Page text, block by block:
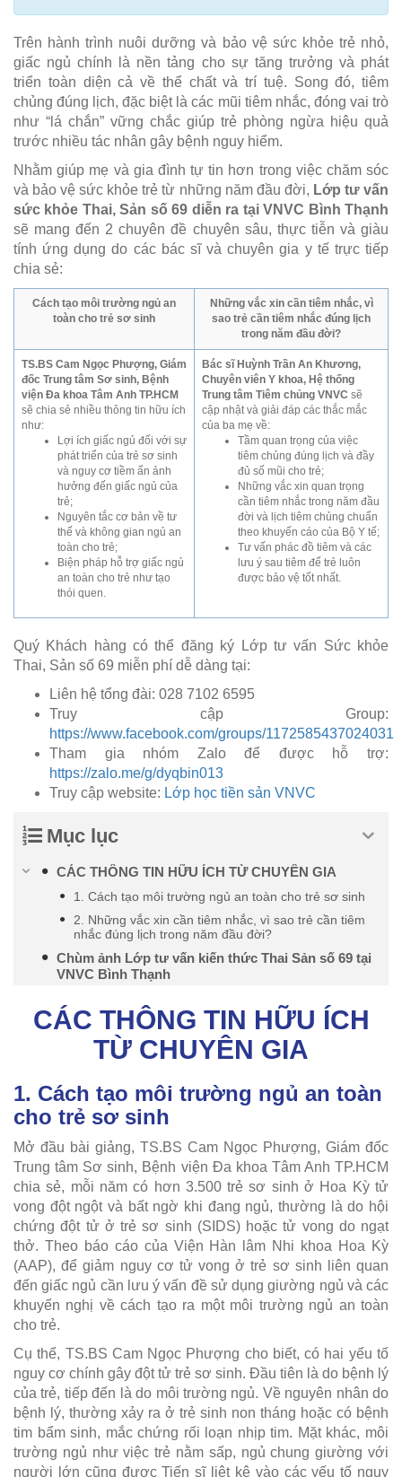
Trên hành trình nuôi dưỡng và bảo vệ sức khỏe trẻ nhỏ,
giấc ngủ chính là nền tảng cho sự tăng trưởng và phát
triển toàn diện cả về thể chất và trí tuệ. Song đó, tiêm
chủng đúng lịch, đặc biệt là các mũi tiêm nhắc, đóng vai trò
như “lá chắn” vững chắc giúp trẻ phòng ngừa hiệu quả
trước nhiều tác nhân gây bệnh nguy hiểm.
Nhằm giúp mẹ và gia đình tự tin hơn trong việc chăm sóc
và bảo vệ sức khỏe trẻ từ những năm đầu đời, Lớp tư vấn
sức khỏe Thai, Sản số 69 diễn ra tại VNVC Bình Thạnh
sẽ mang đến 2 chuyên đề chuyên sâu, thực tiễn và giàu
tính ứng dụng do các bác sĩ và chuyên gia y tế trực tiếp
chia sẻ:
Cách tạo môi trường ngủ an
toàn cho trẻ sơ sinh
Những vắc xin cần tiêm nhắc, vì
sao trẻ cần tiêm nhắc đúng lịch
trong năm đầu đời?
TS.BS Cam Ngọc Phượng, Giám
đốc Trung tâm Sơ sinh, Bệnh
viện Đa khoa Tâm Anh TP.HCM
sẽ chia sẻ nhiều thông tin hữu ích
như:
Lợi ích giấc ngủ đối với sự
phát triển của trẻ sơ sinh
và nguy cơ tiềm ẩn ảnh
hưởng đến giấc ngủ của
trẻ;
Nguyên tắc cơ bản về tư
thế và không gian ngủ an
toàn cho trẻ;
Biện pháp hỗ trợ giấc ngủ
an toàn cho trẻ như tạo
thói quen.
Bác sĩ Huỳnh Trần An Khương,
Chuyên viên Y khoa, Hệ thống
Trung tâm Tiêm chủng VNVC sẽ
cập nhật và giải đáp các thắc mắc
của ba mẹ về:
Tầm quan trọng của việc
tiêm chủng đúng lịch và đầy
đủ số mũi cho trẻ;
Những vắc xin quan trọng
cần tiêm nhắc trong năm đầu
đời và lịch tiêm chủng chuẩn
theo khuyến cáo của Bộ Y tế;
Tư vấn phác đồ tiêm và các
lưu ý sau tiêm để trẻ luôn
được bảo vệ tốt nhất.
Quý Khách hàng có thể đăng ký Lớp tư vấn Sức khỏe
Thai, Sản số 69 miễn phí dễ dàng tại:
Liên hệ tổng đài: 028 7102 6595
Truy cập Group:
https://www.facebook.com/groups/1172585437024031
Tham gia nhóm Zalo để được hỗ trợ:
https://zalo.me/g/dyqbin013
Truy cập website: Lớp học tiền sản VNVC
Mục lục
CÁC THÔNG TIN HỮU ÍCH TỪ CHUYÊN GIA
1. Cách tạo môi trường ngủ an toàn cho trẻ sơ sinh
2. Những vắc xin cần tiêm nhắc, vì sao trẻ cần tiêm
nhắc đúng lịch trong năm đầu đời?
Chùm ảnh Lớp tư vấn kiến thức Thai Sản số 69 tại
VNVC Bình Thạnh
CÁC THÔNG TIN HỮU ÍCH
TỪ CHUYÊN GIA
1. Cách tạo môi trường ngủ an toàn
cho trẻ sơ sinh
Mở đầu bài giảng, TS.BS Cam Ngọc Phượng, Giám đốc
Trung tâm Sơ sinh, Bệnh viện Đa khoa Tâm Anh TP.HCM
chia sẻ, mỗi năm có hơn 3.500 trẻ sơ sinh ở Hoa Kỳ tử
vong đột ngột và bất ngờ khi đang ngủ, thường là do hội
chứng đột tử ở trẻ sơ sinh (SIDS) hoặc tử vong do ngạt
thở. Theo báo cáo của Viện Hàn lâm Nhi khoa Hoa Kỳ
(AAP), để giảm nguy cơ tử vong ở trẻ sơ sinh liên quan
đến giấc ngủ cần lưu ý vấn đề sử dụng giường ngủ và các
khuyến nghị về cách tạo ra một môi trường ngủ an toàn
cho trẻ.
Cụ thể, TS.BS Cam Ngọc Phượng cho biết, có hai yếu tố
nguy cơ chính gây đột tử trẻ sơ sinh. Đầu tiên là do bệnh lý
của trẻ, tiếp đến là do môi trường ngủ. Về nguyên nhân do
bệnh lý, thường xảy ra ở trẻ sinh non tháng hoặc có bệnh
tim bẩm sinh, mắc chứng rối loạn nhịp tim. Mặt khác, môi
trường ngủ như việc trẻ nằm sấp, ngủ chung giường với
người lớn cũng được Tiến sĩ liệt kê vào các yếu tố nguy